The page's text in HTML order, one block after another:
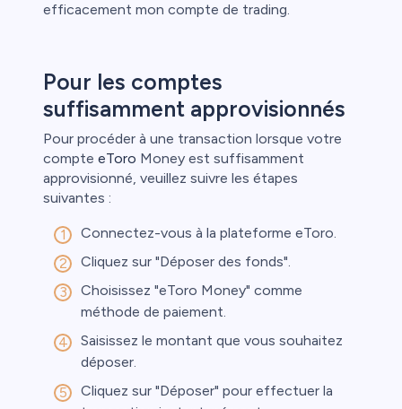
efficacement mon compte de trading.
Pour les comptes
suffisamment approvisionnés
Pour procéder à une transaction lorsque votre
compte eToro Money est suffisamment
approvisionné, veuillez suivre les étapes
suivantes :
Connectez-vous à la plateforme eToro.
Cliquez sur "Déposer des fonds".
Choisissez "eToro Money" comme
méthode de paiement.
Saisissez le montant que vous souhaitez
déposer.
Cliquez sur "Déposer" pour effectuer la